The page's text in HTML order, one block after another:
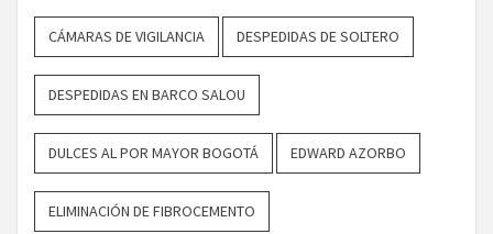
CÁMARAS DE VIGILANCIA DESPEDIDAS DE SOLTERO
DESPEDIDAS EN BARCO SALOU
DULCES AL POR MAYOR BOGOTÁ EDWARD AZORBO
ELIMINACIÓN DE FIBROCEMENTO